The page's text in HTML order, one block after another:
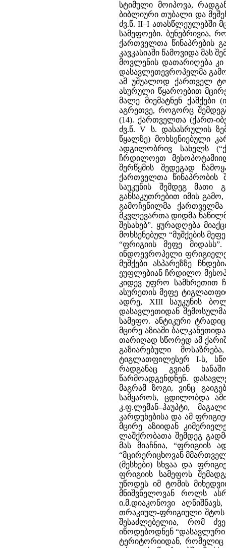
სტიმული მოიპოვა,
ბიბლიური თუბალი და
ძვ.წ. II–I ათასწლეულებში
სამეფოები. ბუნებრივია,
ქართველთა წინაპრების
კავკასიაში წამოვიდა მას
მოვლენის დათარიღება კი
დასავლეთევროპელმა
ამ უშუალოდ ქართველ
ასურული წყაროებით
მალე მიემატნენ ქაშქები
აგრეთვე, როგორც
(14). ქართველთა (ქართ-
ძვ.წ. V ს. დასასრულის
წყალზე) მოხსენიებული
ადგილობრივ სახელს
ჩრდილოეთ
შერწყმის შედეგად
ქართველთა წინაპრობის
საუკუნის შემდეგ მათი
განსაკუთრებით იმის
გამოჩენილმა ქართველმა
მკვლევართა დიდმა
შესახებ”. ყურადღება
მოხსენებულ “მუშქების
“ფრიგიის მეფე
ინდოევროპელი
მუშქები ასპარეზზე
ეუფლებიან ჩრდილო
კიდევ უფრო სამხრეთით
ასურეთის მეფე
ადრე, XIII საუკუნის
დასავლეთიდან
სამეფო. ანტიკური
მცირე აზიაში
თარიღად სწორედ ამ
გაზიარებული
ტიგლათფილესერ I-ს,
რადგანაც გვიან
წარმოადგენდნენ.
მაგრამ ზოგი, ვინც
სამყაროს, ცდილობდა
კ.ფ.ლემან–ჰაუპტი,
კარდუხებისა და ამ
მცირე აზიიდან
ლაშქრობათა შემდეგ
მას მიაჩნია, “ფრიგიის
“მცირერიცხოვან
(მესხები) სხვაა და
ფრიგიის სამეფოს
უწოდეს იმ ტომის
მნიშვნელოვან როლს
ი.მ.დიაკონოვი
თრაკიულ-ფრიგიული შტოს
შესაძლებელია, რომ
იწოდებოდნენ
ტერიტორიიდან,